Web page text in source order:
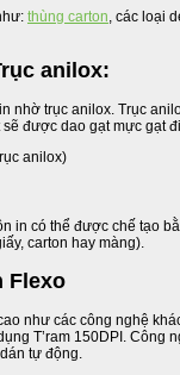
thùng carton , các loại
anilox:
nhờ trục anilox. Trục
được dao gạt mực gạt
anilox)
in có thể được chế tạo
carton hay màng).
Flexo
như các công nghệ
T’ram 150DPI.
tự động.